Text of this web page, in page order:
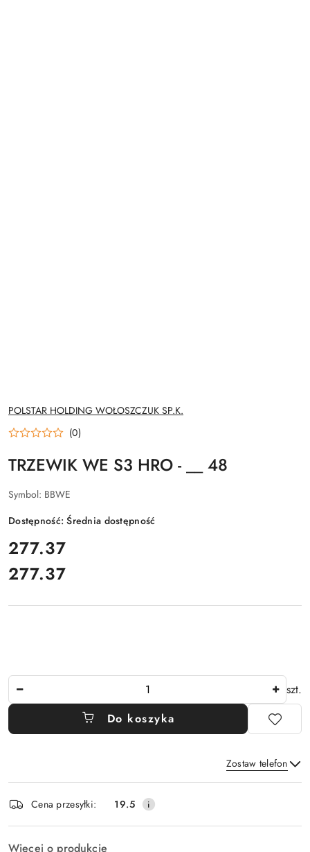
NAZWA
PRODUCENTA:
POLSTAR HOLDING WOŁOSZCZUK SP.K.
(0)
TRZEWIK WE S3 HRO - __ 48
Symbol: BBWE
Dostępność:Średnia dostępność
cena:
277.37
Cena:
277.37
szt.
Do koszyka
Zostaw telefon
Wyślij
i
dostawa
Cena przesyłki: 19.5
Więcej o produkcie